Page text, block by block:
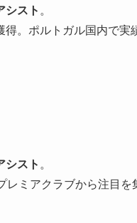
シスト 。
得。ポルトガル国内で実
シスト 。
ミアクラブから注目を